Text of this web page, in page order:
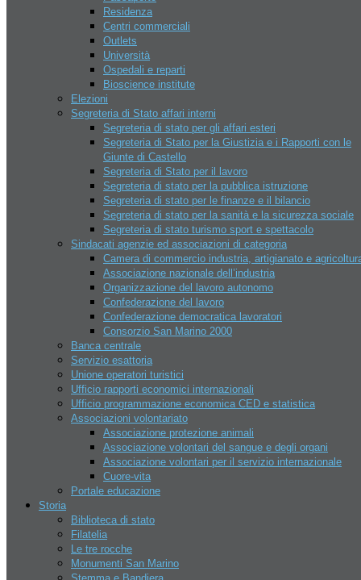
Residenza
Centri commerciali
Outlets
Università
Ospedali e reparti
Bioscience institute
Elezioni
Segreteria di Stato affari interni
Segreteria di stato per gli affari esteri
Segreteria di Stato per la Giustizia e i Rapporti con le
Giunte di Castello
Segreteria di Stato per il lavoro
Segreteria di stato per la pubblica istruzione
Segreteria di stato per le finanze e il bilancio
Segreteria di stato per la sanità e la sicurezza sociale
Segreteria di stato turismo sport e spettacolo
Sindacati agenzie ed associazioni di categoria
Camera di commercio industria, artigianato e
Associazione nazionale dell’industria
Organizzazione del lavoro autonomo
Confederazione del lavoro
Confederazione democratica lavoratori
Consorzio San Marino 2000
Banca centrale
Servizio esattoria
Unione operatori turistici
Ufficio rapporti economici internazionali
Ufficio programmazione economica CED e statistica
Associazioni volontariato
Associazione protezione animali
Associazione volontari del sangue e degli organi
Associazione volontari per il servizio internazionale
Cuore-vita
Portale educazione
Storia
Biblioteca di stato
Filatelia
Le tre rocche
Monumenti San Marino
San Marino
Go Kart – Kart Legend
Sky Park Adventures
AERO CLUB
Crossodromo Baldasserona
Il CONS e le federazioni sportive
Lago di Faetano – Pesca sportiva
Moto gp
Multi eventi sport domus
Piscine
Riviera beach games
Tiro al volo San Marino
Tennis – Atp Challenger San
Marino
Istituzioni
Capitani Reggenti
Cerimonie istituzionali
Congresso dello stato
Delibere congresso di stato
Consiglio dei 12
Corpi militari
Giunte di castello
Il Consiglio grande e generale
Legislatura
Archivio leggi San Marino
Organi giudiziari San marino
Relazioni internazionali
Economia
Aziende
Apri un azienda
Banche
Hotel
Contatti
Chi siamo
Disclaimer
Lavoro